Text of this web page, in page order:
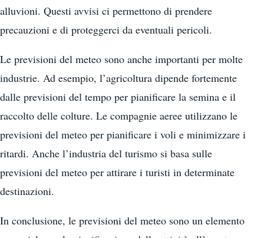
alluvioni. Questi avvisi ci permettono di prendere
precauzioni e di proteggerci da eventuali pericoli.
Le previsioni del meteo sono anche importanti per molte
industrie. Ad esempio, l’agricoltura dipende fortemente
dalle previsioni del tempo per pianificare la semina e il
raccolto delle colture. Le compagnie aeree utilizzano le
previsioni del meteo per pianificare i voli e minimizzare i
ritardi. Anche l’industria del turismo si basa sulle
previsioni del meteo per attirare i turisti in determinate
destinazioni.
In conclusione, le previsioni del meteo sono un elemento